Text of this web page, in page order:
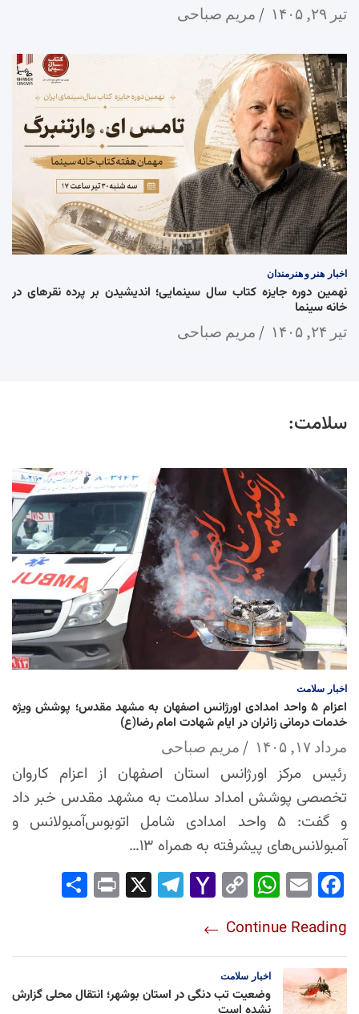
تیر ۲۹, ۱۴۰۵ مریم صباحی
اخبار هنر و هنرمندان
نهمین دوره جایزه کتاب سال سینمایی؛ اندیشیدن بر پرده نقرهای در
خانه سینما
تیر ۲۴, ۱۴۰۵ مریم صباحی
سلامت:
اخبار سلامت
اعزام ۵ واحد امدادی اورژانس اصفهان به مشهد مقدس؛ پوشش ویژه
خدمات درمانی زائران در ایام شهادت امام رضا(ع)
مرداد ۱۷, ۱۴۰۵ مریم صباحی
رئیس مرکز اورژانس استان اصفهان از اعزام کاروان
تخصصی پوشش امداد سلامت به مشهد مقدس خبر داد
و گفت: ۵ واحد امدادی شامل اتوبوس‌آمبولانس و
آمبولانس‌های پیشرفته به همراه ۱۳…
Fac
ok
Em
Wh
Ap
p
Co
Lin
k
Yah
l
Tel
Pri
Continue Reading
اخبار سلامت
وضعیت تب دنگی در استان بوشهر؛ انتقال محلی گزارش